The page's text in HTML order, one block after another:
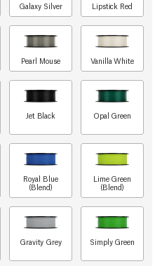
Galaxy Silver Lipstick Red
Pearl Mouse Vanilla White
Jet Black Opal Green
Royal Blue
(Blend)
Lime Green
(Blend)
Gravity Grey Simply Green